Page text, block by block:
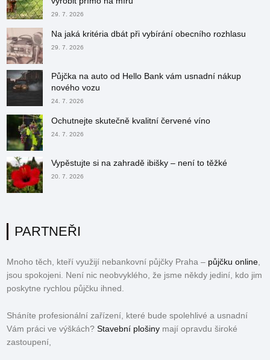
29. 7. 2026
Na jaká kritéria dbát při vybírání obecního rozhlasu
29. 7. 2026
Půjčka na auto od Hello Bank vám usnadní nákup
nového vozu
24. 7. 2026
Ochutnejte skutečně kvalitní červené víno
24. 7. 2026
Vypěstujte si na zahradě ibišky – není to těžké
20. 7. 2026
PARTNEŘI
Mnoho těch, kteří využijí nebankovní půjčky Praha – půjčku online
jsou spokojeni. Není nic neobvyklého, že jsme někdy jediní, kdo jim
poskytne rychlou půjčku ihned.
Sháníte profesionální zařízení, které bude spolehlivé a usnadní
Vám práci ve výškách?Stavební plošiny mají opravdu široké
zastoupení,